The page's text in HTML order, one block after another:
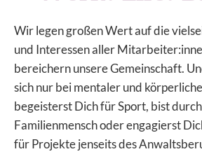
Wir legen großen Wert auf die
und Interessen aller
bereichern unsere Gemeinschaft.
sich nur bei mentaler und
begeisterst Dich für Sport, bist
Familienmensch oder engagierst
für Projekte jenseits des